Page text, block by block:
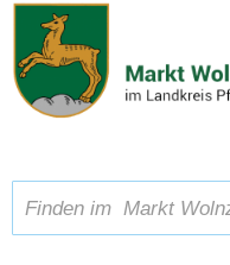
Zum Inhalt,zur Navigation
Schriftgröße A A A